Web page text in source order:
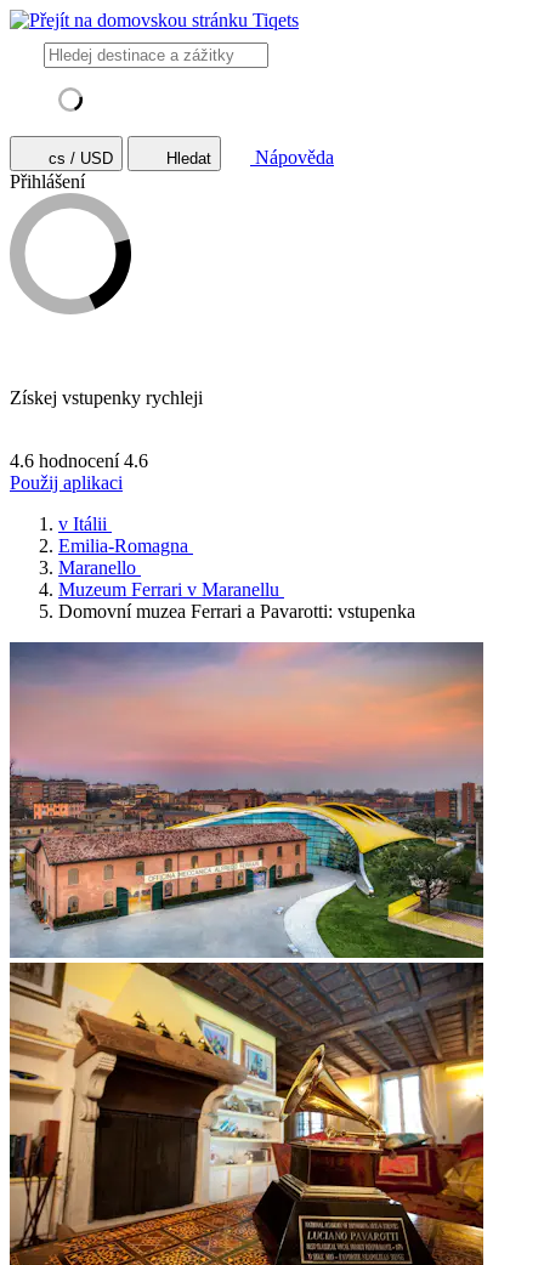
cs / USD Hledat
Nápověda
Přihlášení
Získej vstupenky rychleji
4.6 hodnocení 4.6
Použij aplikaci
v Itálii
Emilia-Romagna
Maranello
Muzeum Ferrari v Maranellu
Domovní muzea Ferrari a Pavarotti: vstupenka